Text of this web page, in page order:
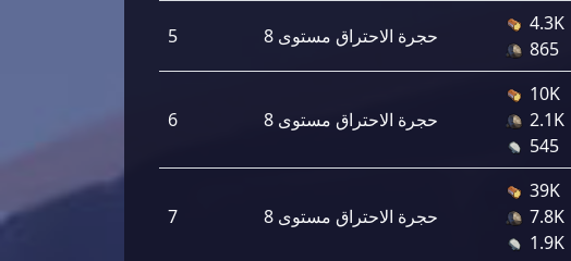
5 حجرة الاحتراق مستوى 8
4.3K
865
6 حجرة الاحتراق مستوى 8
10K
2.1K
545
7 حجرة الاحتراق مستوى 8
39K
7.8K
1.9K